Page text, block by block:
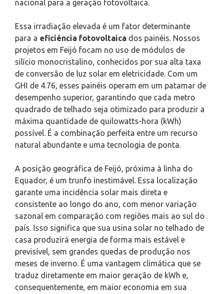
nacional para a geração fotovoltaica.
Essa irradiação elevada é um fator determinante
para a eficiência fotovoltaica dos painéis. Nossos
projetos em Feijó focam no uso de módulos de
silício monocristalino, conhecidos por sua alta taxa
de conversão de luz solar em eletricidade. Com um
GHI de 4.76, esses painéis operam em um patamar de
desempenho superior, garantindo que cada metro
quadrado de telhado seja otimizado para produzir a
máxima quantidade de quilowatts-hora (kWh)
possível. É a combinação perfeita entre um recurso
natural abundante e uma tecnologia de ponta.
A posição geográfica de Feijó, próxima à linha do
Equador, é um trunfo inestimável. Essa localização
garante uma incidência solar mais direta e
consistente ao longo do ano, com menor variação
sazonal em comparação com regiões mais ao sul do
país. Isso significa que sua usina solar no telhado de
casa produzirá energia de forma mais estável e
previsível, sem grandes quedas de produção nos
meses de inverno. É uma vantagem climática que se
traduz diretamente em maior geração de kWh e,
consequentemente, em maior economia em sua